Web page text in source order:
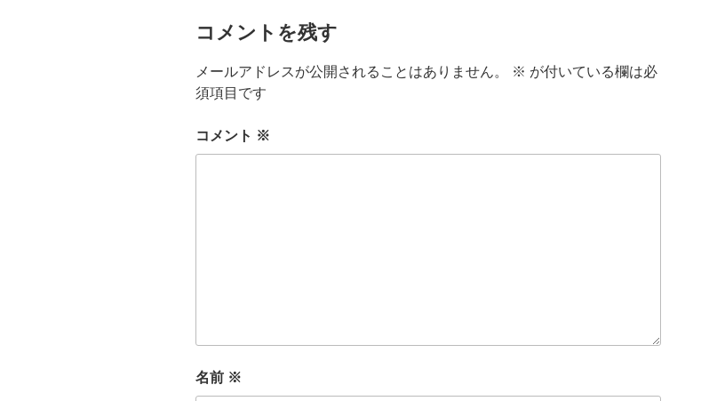
コメントを残す
メールアドレスが公開されることはありません。 ※ が付いている欄は必
須項目です
コメント ※
名前 ※